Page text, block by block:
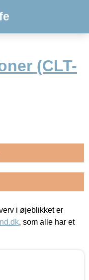
(CLT-
i øjeblikket er
, som alle har et